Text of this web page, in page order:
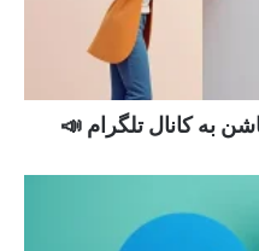
به کانال تلگرام 📣